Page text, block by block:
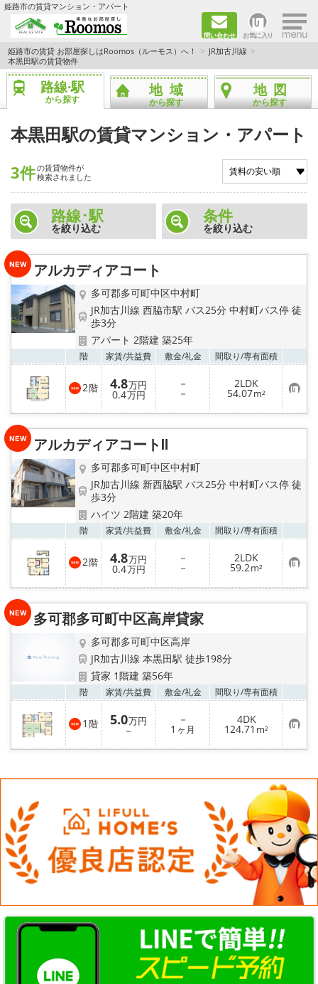
姫路市の賃貸マンション・アパート
問い合わせ お気に入り ×
TOPページ
ファミリー向けの部屋を探す
カップル向けの部屋を探す
敷金礼金0円の部屋を探す
都市ガス&オール電化の部屋を探す
ネット無料の部屋を探す
☆新築物件☆
☆インターネット無料物件☆
☆敷金·礼金0円物件☆
路線·駅から探す
地域から探す
地図から探す
スタッフ紹介
スタッフ募集中
店舗情報·アクセス
会社概要
メールでお問い合わせ
姫路市の賃貸 お部屋探しはRoomos（ルーモス）へ！
JR加古川線
本黒田駅の賃貸物件
路線·駅
から探す
地域
から探す
地図
から探す
本黒田駅の賃貸マンション・アパート
3件の賃貸物件が
検索されました
路線･駅
を絞り込む
条件
を絞り込む
アルカディアコート
多可郡多可町中区中村町
JR加古川線 西脇市駅 バス25分 中村町バス停 徒
歩3分
アパート 2階建 築25年
階 家賃/共益費 敷金/礼金 間取り/専有面積
2階 4.8万円
0.4万円
－
－
2LDK
54.07m² お
気
に
り
アルカディアコートⅡ
多可郡多可町中区中村町
JR加古川線 新西脇駅 バス25分 中村町バス停 徒
歩3分
ハイツ 2階建 築20年
階 家賃/共益費 敷金/礼金 間取り/専有面積
2階 4.8万円
0.4万円
－
－
2LDK
59.2m² お
気
に
り
多可郡多可町中区高岸貸家
多可郡多可町中区高岸
JR加古川線 本黒田駅 徒歩198分
貸家 1階建 築56年
階 家賃/共益費 敷金/礼金 間取り/専有面積
1 階 5.0万円
－
－
1 ヶ月
4DK
124.71 m² お
気
に
登
録